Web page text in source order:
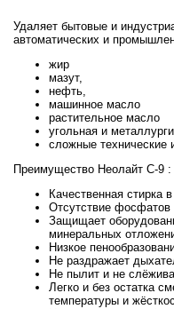
Удаляет бытовые и
автоматических и
жир
мазут,
нефть,
машинное масло
растительное масло
угольная и
сложные технические
Преимущество Неолайт С-9 :
Качественная стирка
Отсутствие фосфатов
Защищает
минеральных
Низкое
Не раздражает
Не пылит и не
Легко и без остатка
температуры и